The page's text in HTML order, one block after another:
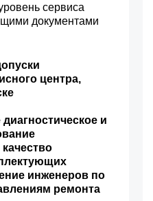
сервиса
документами
центра,
и
инженеров по
ремонта